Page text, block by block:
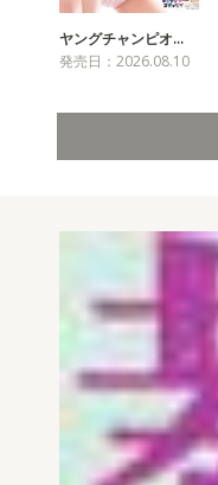
ヤングチャンピオ…
発売日：2026.08.10